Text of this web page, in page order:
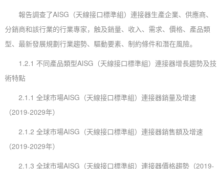
報告調查了AISG（天線接口標準組）連接器生產企業、供應商、
分銷商和該行業的行業專家，触及銷量、收入、需求、價格、產品類
型、最新發展規劃行業趨勢、驅動要素、制約條件和潛在風險。
1.2.1 不同產品類型AISG（天線接口標準組）連接器增長趨勢及技
術特點
2.1.1 全球市場AISG（天線接口標準組）連接器銷量及增速
（2019-2029年）
2.1.2 全球市場AISG（天線接口標準組）連接器銷售額及增速
（2019-2029年）
2.1.3 全球市場AISG（天線接口標準組）連接器價格趨勢（2019-